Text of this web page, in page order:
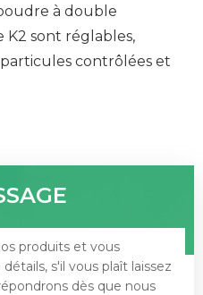
à double
K2 sont réglables,
contrôlées et
produits et vous
s'il vous plaît laissez
dès que nous